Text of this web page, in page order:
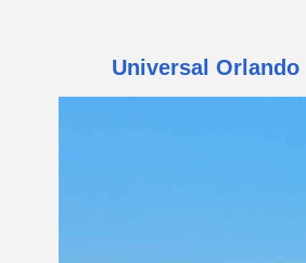
Universal Orlando